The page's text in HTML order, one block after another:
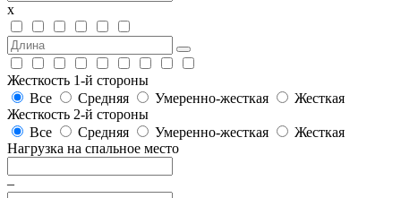
х
Жесткость 1-й стороны
Все
Средняя Умеренно-жесткая
Жесткая
Жесткость 2-й стороны
Все
Средняя Умеренно-жесткая
Жесткая
Нагрузка на спальное место
–